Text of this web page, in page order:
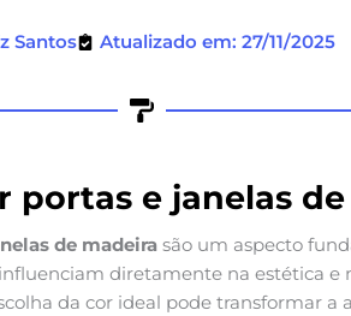
Santos Atualizado em: 27/11/2025
portas e janelas
de madeira são um aspecto
diretamente na estética e
da cor ideal pode transformar a